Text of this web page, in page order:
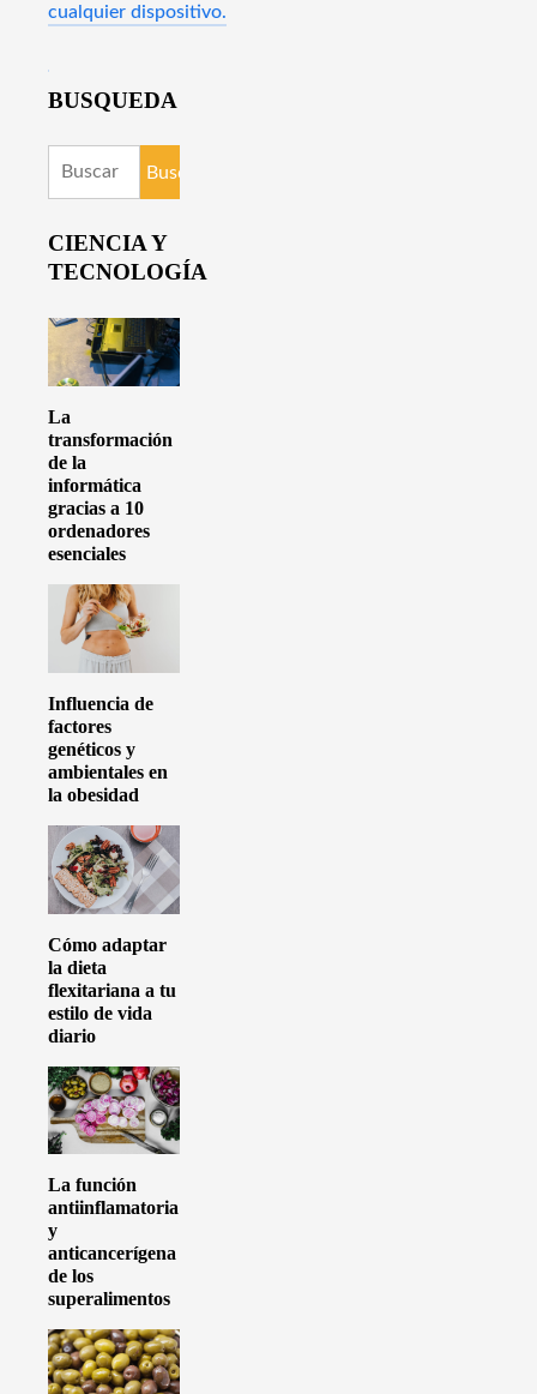
cualquier dispositivo.
BUSQUEDA
Buscar:
CIENCIA Y
TECNOLOGÍA
La
transformación
de la
informática
gracias a 10
ordenadores
esenciales
Influencia de
factores
genéticos y
ambientales en
la obesidad
Cómo adaptar
la dieta
flexitariana a tu
estilo de vida
diario
La función
antiinflamatoria
y
anticancerígena
de los
superalimentos